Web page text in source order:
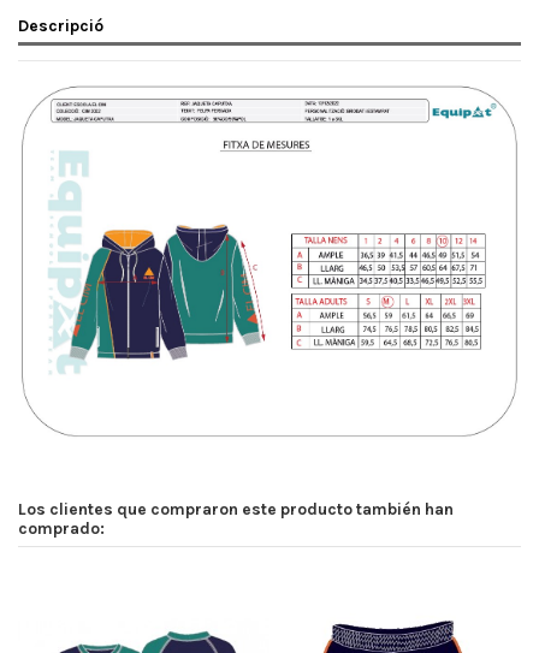
Descripció
Los clientes que compraron este producto también han
comprado: